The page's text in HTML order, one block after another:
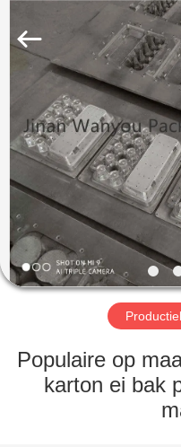
THUIS
PRODUCTEN
VIDEOS
OVER
ONS
Packing
Machinery
Factory.
Populaire op
karton ei bak